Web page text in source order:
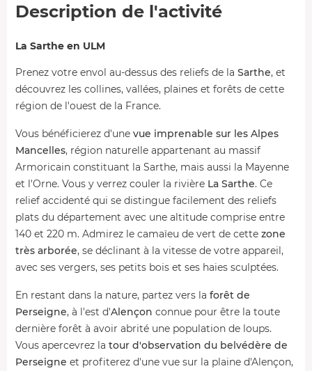
Description de l'activité
La Sarthe en ULM
Prenez votre envol au-dessus des reliefs de la Sarthe, et
découvrez les collines, vallées, plaines et forêts de cette
région de l'ouest de la France.
Vous bénéficierez d'une vue imprenable sur les Alpes
Mancelles, région naturelle appartenant au massif
Armoricain constituant la Sarthe, mais aussi la Mayenne
et l'Orne. Vous y verrez couler la rivière La Sarthe. Ce
relief accidenté qui se distingue facilement des reliefs
plats du département avec une altitude comprise entre
140 et 220 m. Admirez le camaïeu de vert de cette zone
très arborée, se déclinant à la vitesse de votre appareil,
avec ses vergers, ses petits bois et ses haies sculptées.
En restant dans la nature, partez vers la forêt de
Perseigne, à l'est d'Alençon connue pour être la toute
dernière forêt à avoir abrité une population de loups.
Vous apercevrez la tour d'observation du belvédère de
Perseigne et profiterez d'une vue sur la plaine d'Alençon,